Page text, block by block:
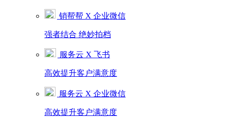
销帮帮 X 企业微信
强者结合 绝妙拍档
服务云 X 飞书
高效提升客户满意度
服务云 X 企业微信
高效提升客户满意度